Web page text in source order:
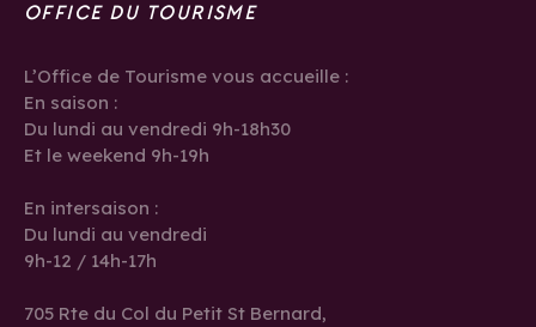
OFFICE DU TOURISME
L’Office de Tourisme vous accueille :
En saison :
Du lundi au vendredi 9h-18h30
Et le weekend 9h-19h
En intersaison :
Du lundi au vendredi
9h-12 / 14h-17h
705 Rte du Col du Petit St Bernard,